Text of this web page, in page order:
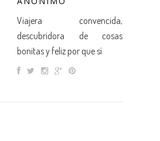
Viajera convencida,
descubridora de cosas
bonitas y feliz por que sí